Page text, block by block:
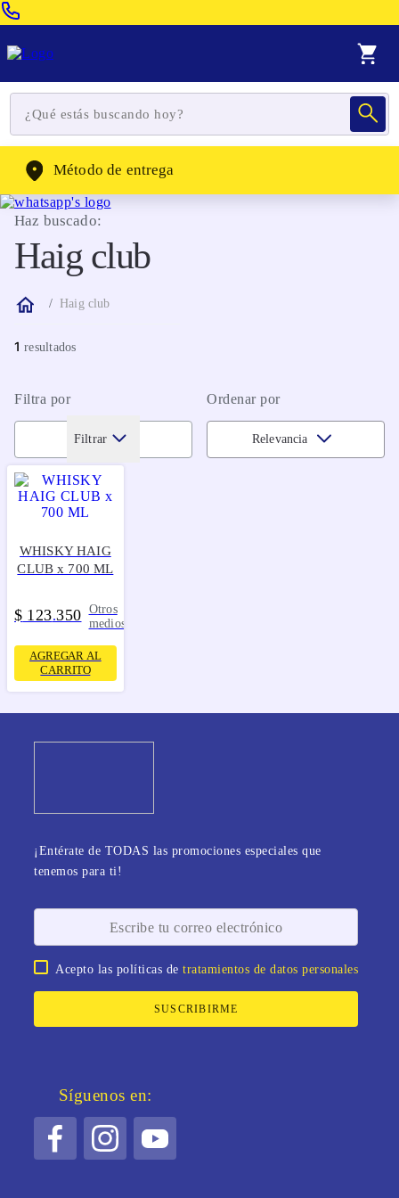
WhatsApp: (302) 262-4104
Método de entrega
Haz buscado:
Haig club
Haig club
1
Filtra por Ordenar por
Filtrar Relevancia
WHISKY HAIG
CLUB x 700 ML
$ 123.350 Otros
medios
AGREGAR AL
CARRITO
¡Entérate de TODAS las promociones especiales que
tenemos para ti!
Acepto las políticas detratamientos de datos personales
SUSCRIBIRME
Síguenos en: